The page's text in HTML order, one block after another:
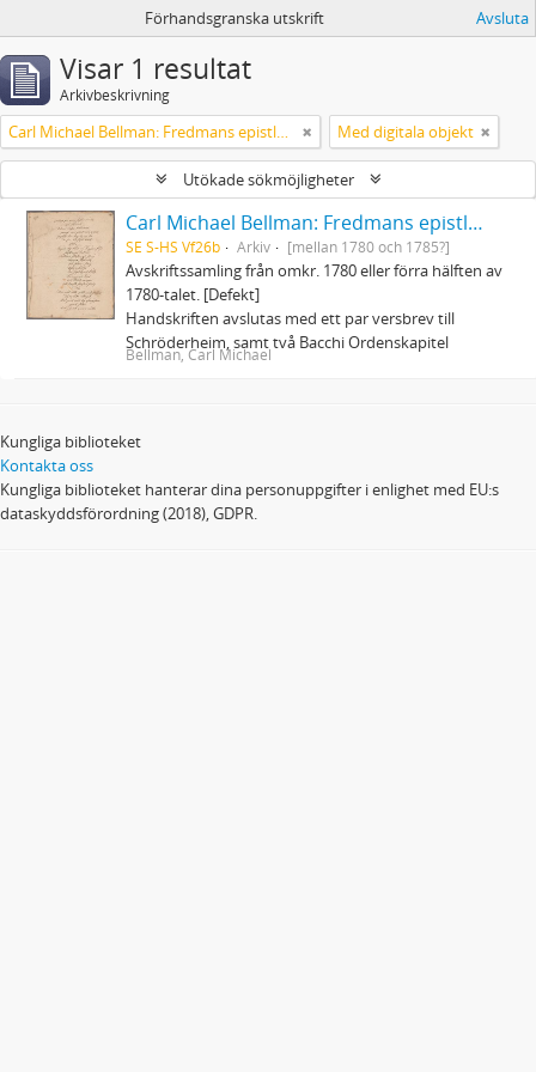
Förhandsgranska utskrift Avsluta
Visar 1 resultat
Arkivbeskrivning
Carl Michael Bellman: Fredmans epistlar och sånger m.fl. Bellman-texter Med digitala objekt
Utökade sökmöjligheter
Carl Michael Bellman: Fredmans epistlar och sånger m.fl. Bellman-texter
SE S-HS Vf26b Arkiv [mellan 1780 och 1785?]
Avskriftssamling från omkr. 1780 eller förra hälften av
1780-talet. [Defekt]
Handskriften avslutas med ett par versbrev till
Schröderheim, samt två Bacchi Ordenskapitel
Bellman, Carl Michael
Kungliga biblioteket
Kontakta oss
Kungliga biblioteket hanterar dina personuppgifter i enlighet med EU:s
dataskyddsförordning (2018), GDPR.